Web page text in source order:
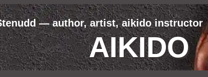
— author, artist, aikido instructor
AIKIDO